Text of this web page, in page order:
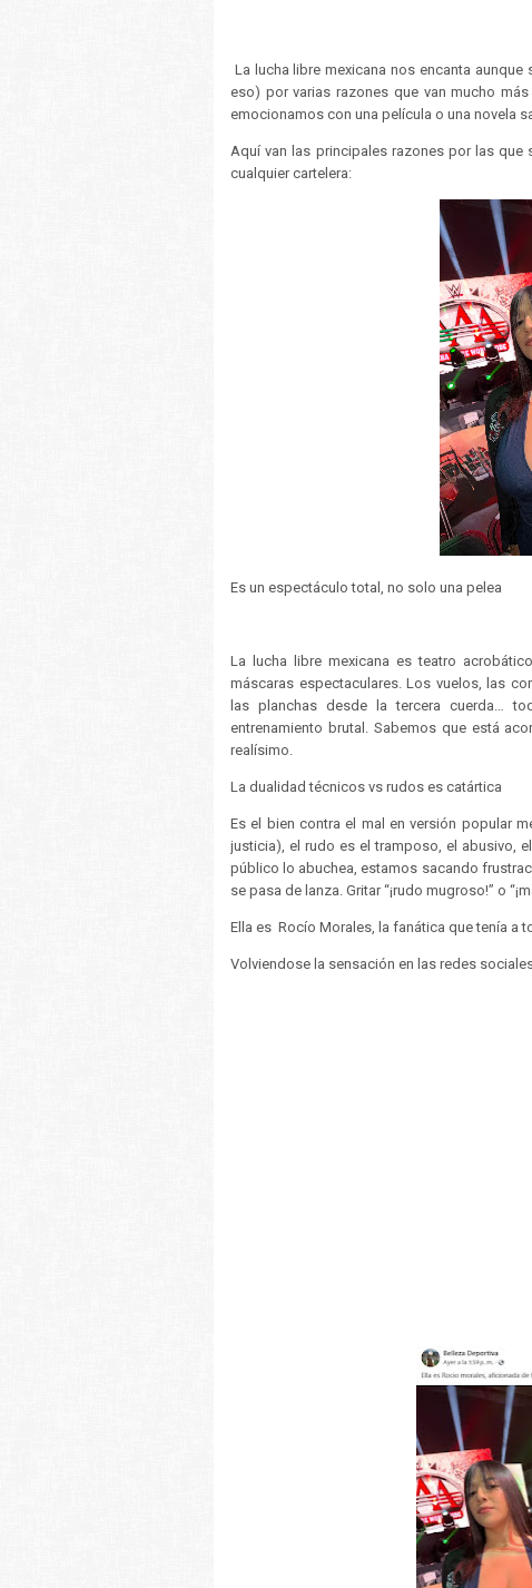
La lucha libre mexicana nos encanta
eso) por varias razones que van mucho
emocionamos con una película o una novela
Aquí van las principales razones por las que
cualquier cartelera:
Es un espectáculo total, no solo una pelea
La lucha libre mexicana es teatro
máscaras espectaculares. Los vuelos, las
las planchas desde la tercera cuerda…
entrenamiento brutal. Sabemos que está
realísimo.
La dualidad técnicos vs rudos es catártica
Es el bien contra el mal en versión popular
justicia), el rudo es el tramposo, el abusivo,
público lo abuchea, estamos sacando
se pasa de lanza. Gritar “¡rudo mugroso!” o
Ella es Rocío Morales, la fanática que tenía a
Volviendose la sensación en las redes